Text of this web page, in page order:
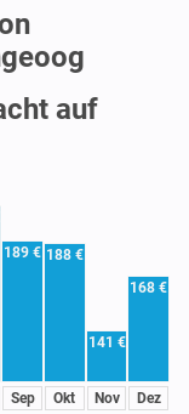
auf
189 €
Sep
188 €
Okt
141 €
Nov
168 €
Dez